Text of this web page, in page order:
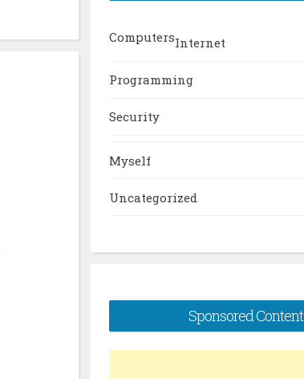
ComputersInternet
Programming
Security
Myself
Uncategorized
Sponsored Content